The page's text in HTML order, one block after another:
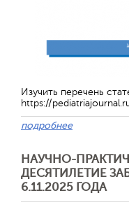
Изучить перечень
https://
подробнее
НАУЧНО-
ДЕСЯТИЛЕТИЕ
6.11.2025 ГОДА